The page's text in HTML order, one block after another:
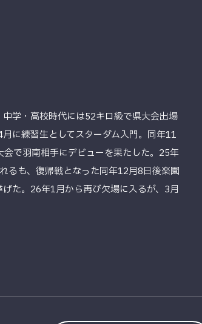
学・高校時代には52キロ級で県大会出場
に練習生としてスターダム入門。同年11
で羽南相手にデビューを果たした。25年
るも、復帰戦となった同年12月8日後楽園
た。26年1月から再び欠場に入るが、3月